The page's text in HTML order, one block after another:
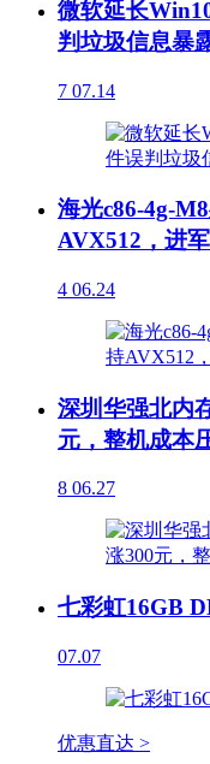
微软延长
判垃圾信息暴
7 07.14
海光c86-4g-
AVX512，进
4 06.24
深圳华强北内
元，整机成本
8 06.27
七彩虹16GB
07.07
优惠直达 >